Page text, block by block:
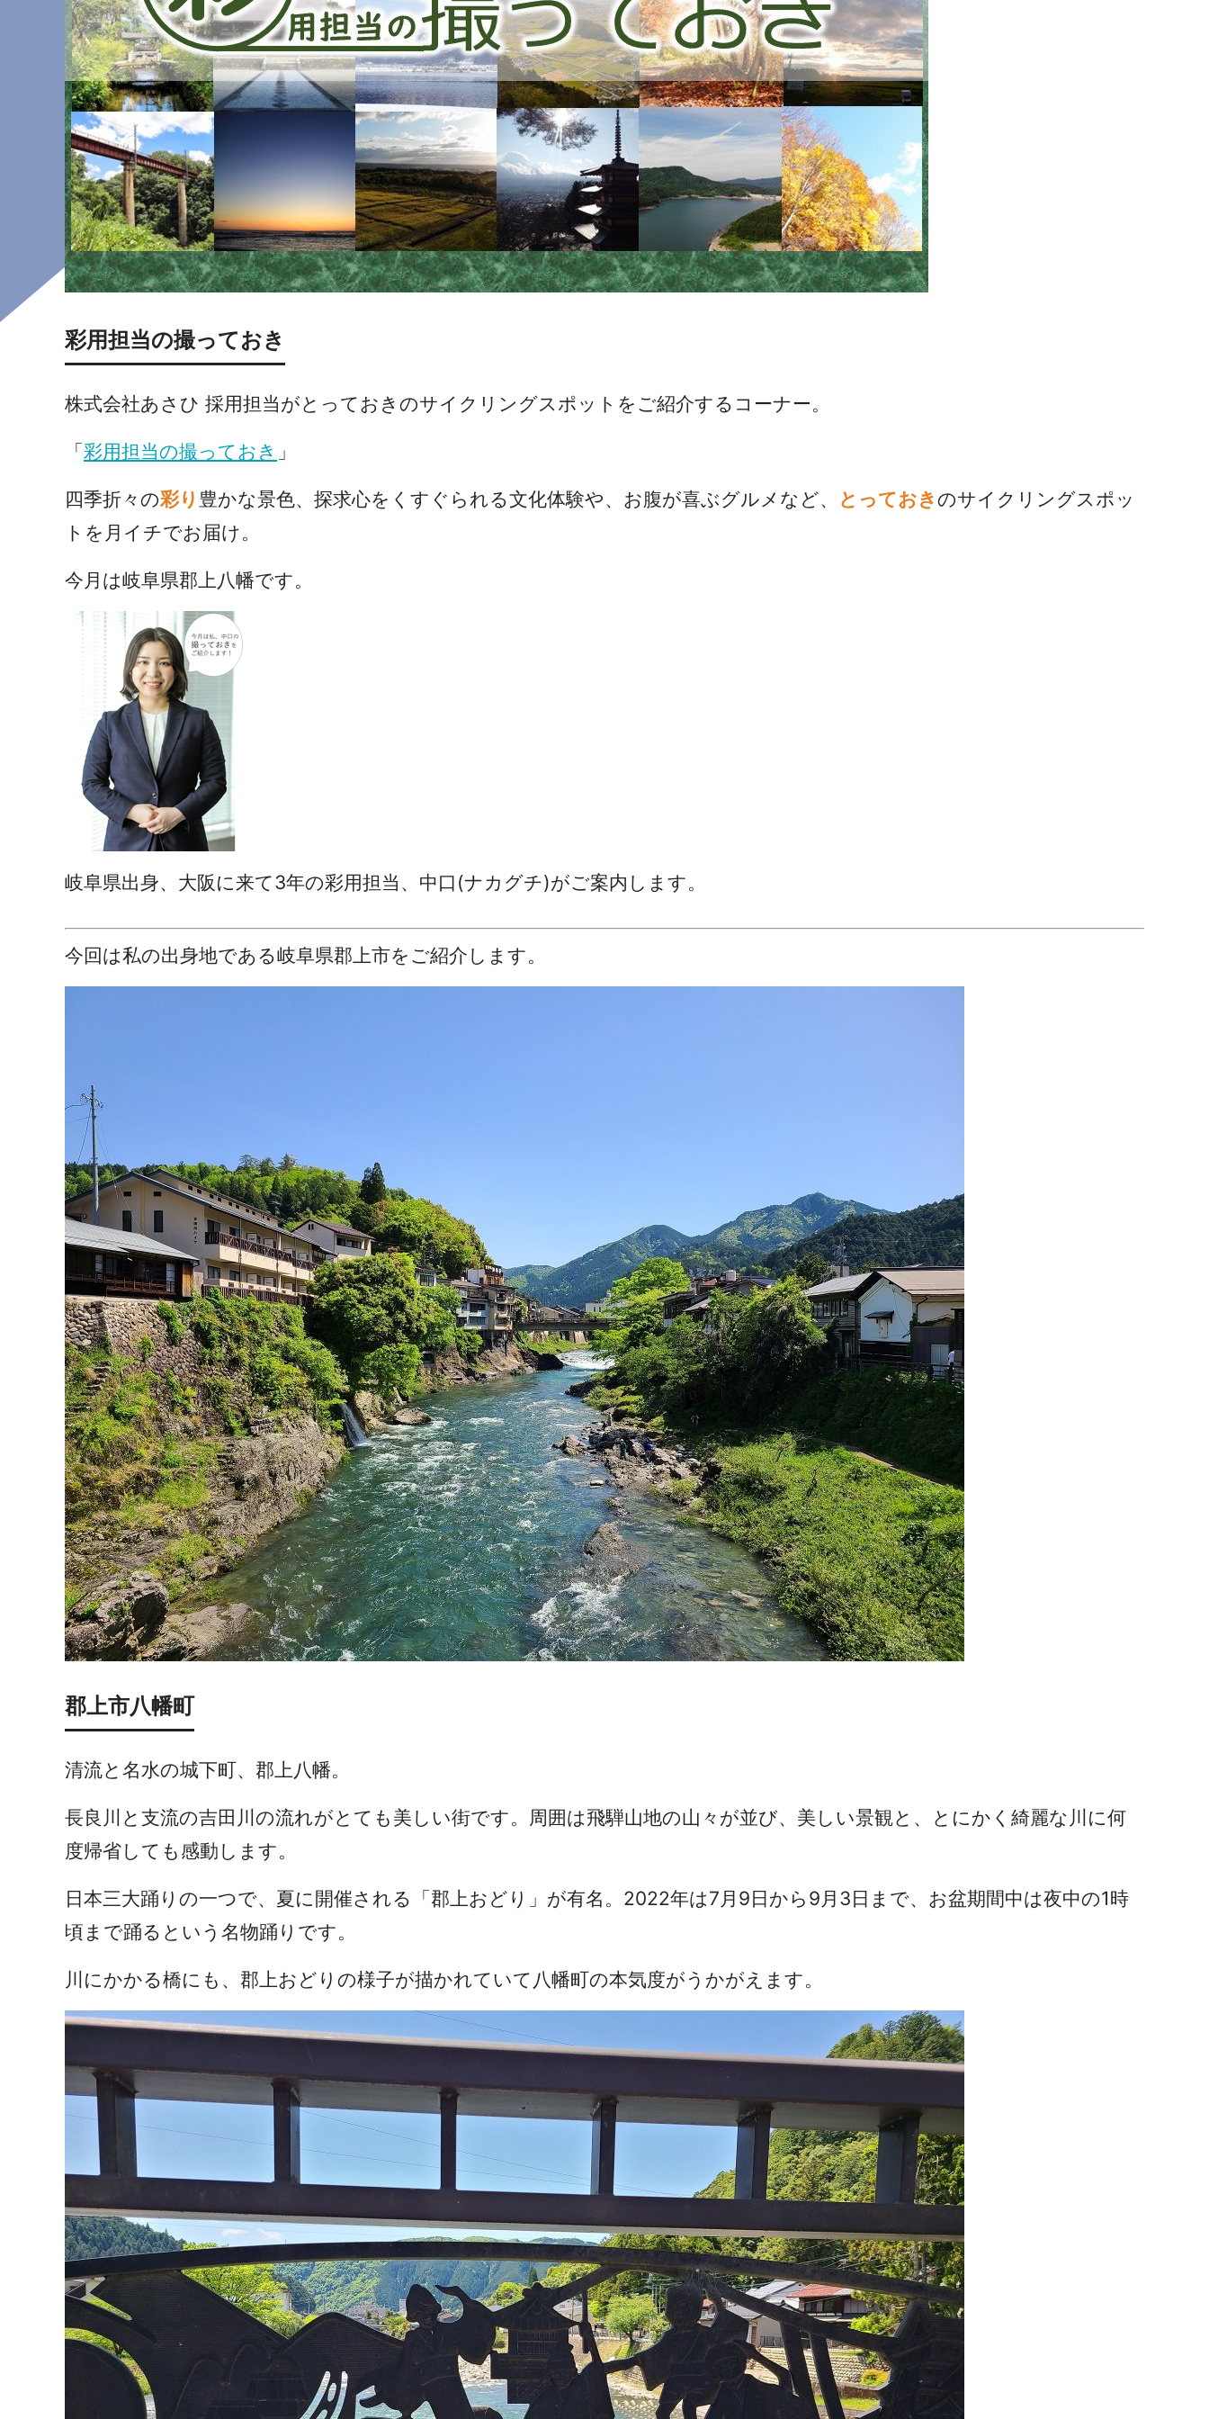
彩用担当の撮っておき
株式会社あさひ 採用担当がとっておきのサイクリングスポットをご紹介するコーナー。
「彩用担当の撮っておき 」
四季折々の彩り 豊かな景色、探求心をくすぐられる文化体験や、お腹が喜ぶグルメなど、 とっておきのサイクリングスポッ
トを月イチでお届け。
今月は岐阜県郡上八幡です。
岐阜県出身、大阪に来て3年の彩用担当、中口(ナカグチ)がご案内します。
今回は私の出身地である岐阜県郡上市をご紹介します。
郡上市八幡町
清流と名水の城下町、郡上八幡。
長良川と支流の吉田川の流れがとても美しい街です。周囲は飛騨山地の山々が並び、美しい景観と、とにかく綺麗な川に何
度帰省しても感動します。
日本三大踊りの一つで、夏に開催される「郡上おどり」が有名。2022年は7月9日から9月3日まで、お盆期間中は夜中の1時
頃まで踊るという名物踊りです。
川にかかる橋にも、郡上おどりの様子が描かれていて八幡町の本気度がうかがえます。